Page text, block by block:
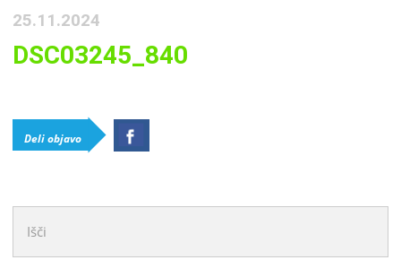
25.11.2024
DSC03245_840
Deli objavo